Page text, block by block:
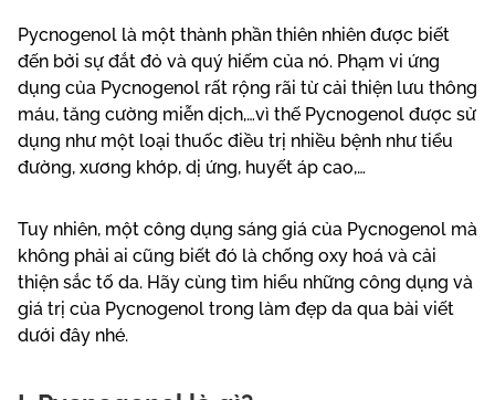
Pycnogenol là một thành phần thiên nhiên được biết
đến bởi sự đắt đỏ và quý hiếm của nó. Phạm vi ứng
dụng của Pycnogenol rất rộng rãi từ cải thiện lưu thông
máu, tăng cường miễn dịch,…vì thế Pycnogenol được sử
dụng như một loại thuốc điều trị nhiều bệnh như tiểu
đường, xương khớp, dị ứng, huyết áp cao,…
Tuy nhiên, một công dụng sáng giá của Pycnogenol mà
không phải ai cũng biết đó là chống oxy hoá và cải
thiện sắc tố da. Hãy cùng tìm hiểu những công dụng và
giá trị của Pycnogenol trong làm đẹp da qua bài viết
dưới đây nhé.